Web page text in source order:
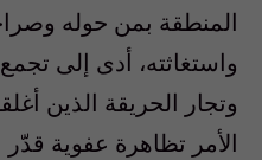
المنطقة بمن حوله
واستغاثته، أدى إلى
وتجار الحريقة الذين
الأمر تظاهرة عفوية قدّر